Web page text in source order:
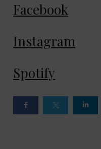
Facebook
Instagram
Spotify